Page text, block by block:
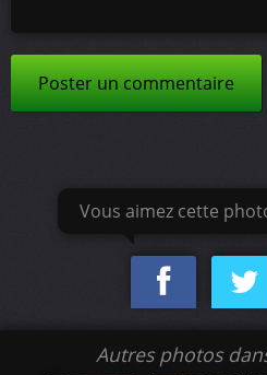
Poster un commentaire
Vous aimez cette
Autres photos